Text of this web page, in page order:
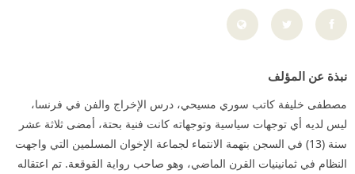
نبذة عن المؤلف
مصطفى خليفة كاتب سوري مسيحي، درس الإخراج والفن في فرنسا،
ليس لديه أي توجهات سياسية وتوجهاته كانت فنية بحتة، أمضى ثلاثة عشر
سنة (13) في السجن بتهمة الانتماء لجماعة الإخوان المسلمين التي واجهت
النظام في ثمانينيات القرن الماضي، وهو صاحب رواية القوقعة. تم اعتقاله